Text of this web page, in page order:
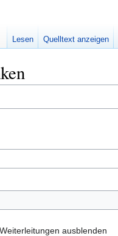
Weiterleitungen ausblenden
Lesen Quelltext anzeigen